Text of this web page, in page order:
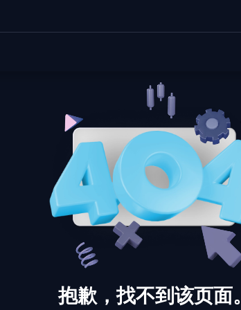
抱歉，找不到该页面。